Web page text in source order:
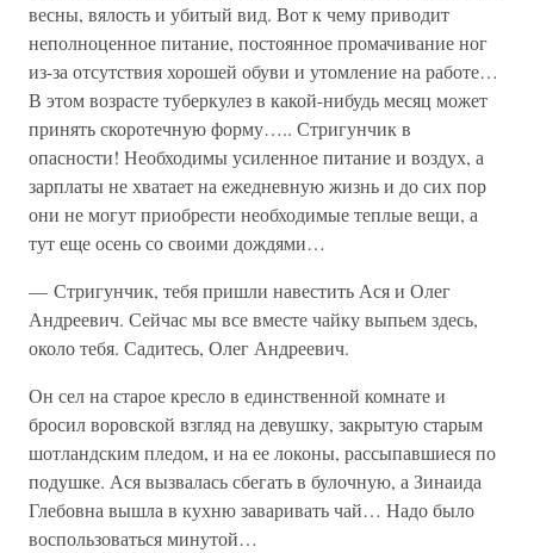
весны, вялость и убитый вид. Вот к чему приводит
неполноценное питание, постоянное промачивание ног
из-за отсутствия хорошей обуви и утомление на работе…
В этом возрасте туберкулез в какой-нибудь месяц может
принять скоротечную форму….. Стригунчик в
опасности! Необходимы усиленное питание и воздух, а
зарплаты не хватает на ежедневную жизнь и до сих пор
они не могут приобрести необходимые теплые вещи, а
тут еще осень со своими дождями…
— Стригунчик, тебя пришли навестить Ася и Олег
Андреевич. Сейчас мы все вместе чайку выпьем здесь,
около тебя. Садитесь, Олег Андреевич.
Он сел на старое кресло в единственной комнате и
бросил воровской взгляд на девушку, закрытую старым
шотландским пледом, и на ее локоны, рассыпавшиеся по
подушке. Ася вызвалась сбегать в булочную, а Зинаида
Глебовна вышла в кухню заваривать чай… Надо было
воспользоваться минутой…